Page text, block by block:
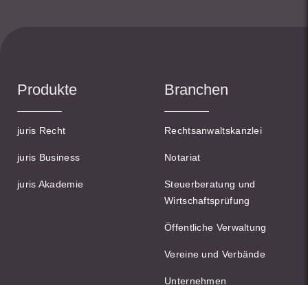
Produkte
juris Recht
juris Business
juris Akademie
Branchen
Rechtsanwaltskanzlei
Notariat
Steuerberatung und
Wirtschaftsprüfung
Öffentliche Verwaltung
Vereine und Verbände
Unternehmen